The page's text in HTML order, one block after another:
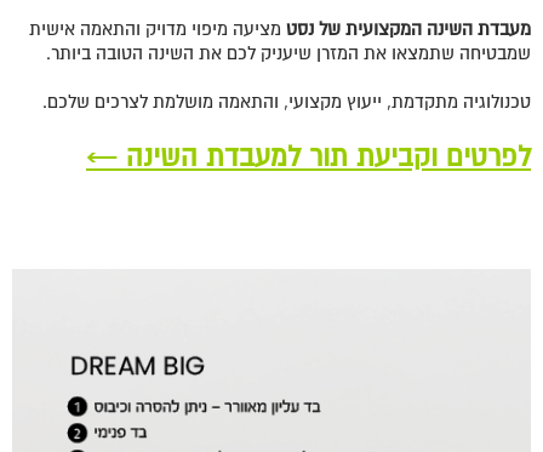
מעבדת השינה המקצועית של נסט מציעה מיפוי מדויק והתאמה אישית
שמבטיחה שתמצאו את המזרן שיעניק לכם את השינה הטובה ביותר.
טכנולוגיה מתקדמת, ייעוץ מקצועי, והתאמה מושלמת לצרכים שלכם.
לפרטים וקביעת תור למעבדת השינה ←